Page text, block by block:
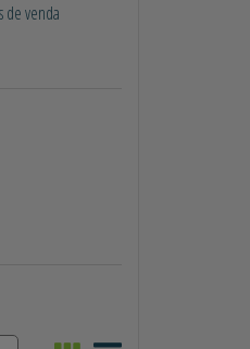
venda